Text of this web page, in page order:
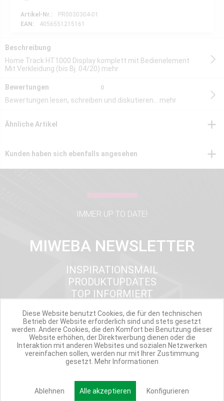
Artikel-Nr.:
PR0030304-01
EAN:
4056551215161
Beschreibung
Home Track HT1000 Display komplett mit Bedienelement
Mit Verkleidung (bis Bj. 04/20) mehr
Bewertungen 0
Bewertungen lesen, schreiben und diskutieren... mehr
Ähnliche Artikel
Kunden haben sich ebenfalls angesehen
IMMER UP TO DATE!
MIWEBA NEWSLETTER
INSPIRATIONSMAIL
PRODUKTUPDATES
TOP INFORMIERT
Werde Teil der Miweba Community!
Verpasse nie wieder exklusive Newsletter-Rabatte und Aktionen
E-MAIL*
Diese Website benutzt Cookies, die für den technischen
Betrieb der Website erforderlich sind und stets gesetzt
werden. Andere Cookies, die den Komfort bei Benutzung dieser
Website erhöhen, der Direktwerbung dienen oder die
Interaktion mit anderen Websites und sozialen Netzwerken
vereinfachen sollen, werden nur mit Ihrer Zustimmung
gesetzt. Mehr Informationen
Ablehnen Alle akzeptieren Konfigurieren